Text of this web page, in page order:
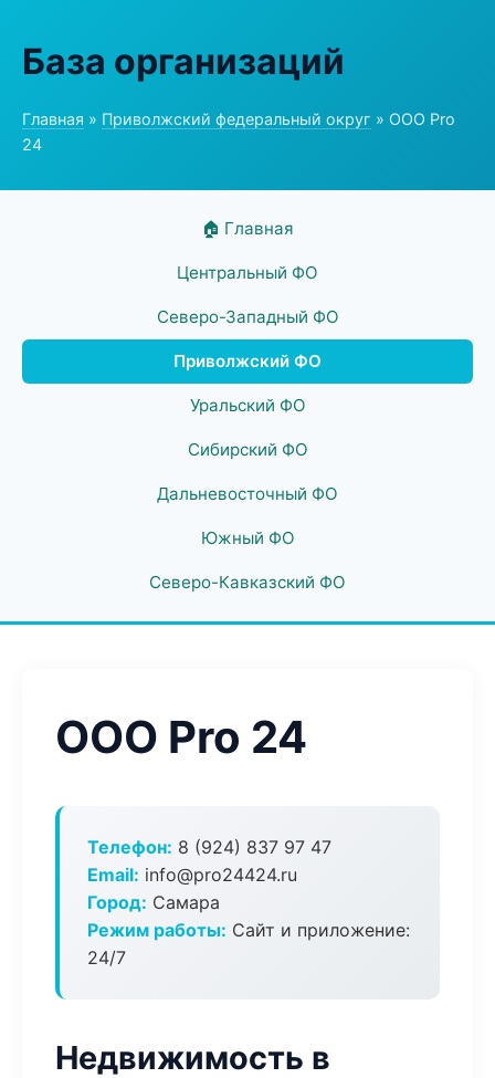
База организаций
Главная » Приволжский федеральный округ » ООО Pro
24
🏠 Главная
Центральный ФО
Северо-Западный ФО
Приволжский ФО
Уральский ФО
Сибирский ФО
Дальневосточный ФО
Южный ФО
Северо-Кавказский ФО
ООО Pro 24
Телефон: 8 (924) 837 97 47
Email: info@pro24424.ru
Город: Самара
Режим работы: Сайт и приложение:
24/7
Недвижимость в